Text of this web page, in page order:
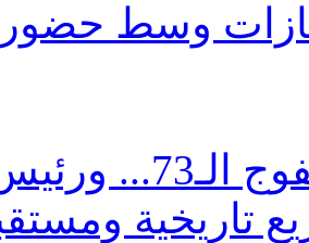
وسط
مدرسة يني الثانوية